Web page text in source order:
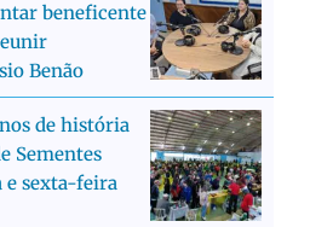
beneficente
Benão
de história
Sementes
e sexta-feira